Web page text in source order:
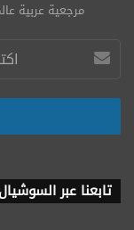
مرجعية عربية
تابعنا عبر